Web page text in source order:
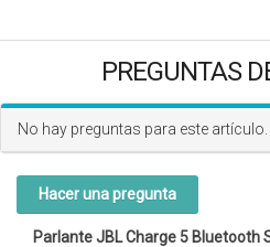
PREGUNTAS
No hay preguntas para este artículo.
Hacer una pregunta
Parlante JBL Charge 5 Bluetooth